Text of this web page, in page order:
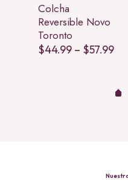
Colcha
Reversible Novo
Toronto
$44.99 – $57.99